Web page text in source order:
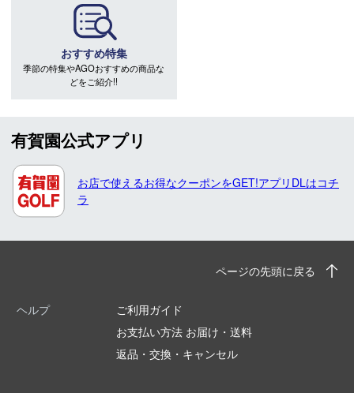
おすすめ特集
季節の特集やAGOおすすめの商品な
どをご紹介!!
有賀園公式アプリ
お店で使えるお得なクーポンをGET!アプリDLはコチ
ラ
ページの先頭に戻る
ヘルプ
ご利用ガイド
お支払い方法 お届け・送料
返品・交換・キャンセル